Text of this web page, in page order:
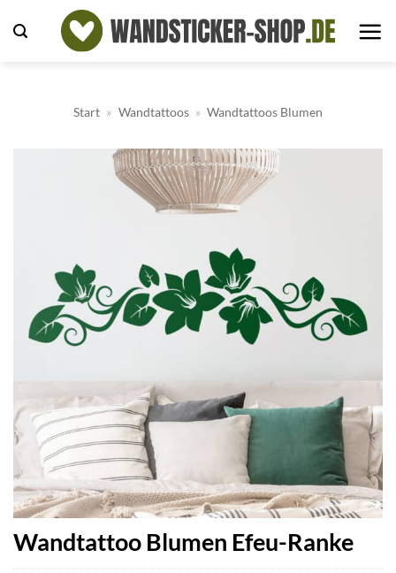
Inhalt
Start » Wandtattoos » Wandtattoos Blumen
Wandtattoo Blumen Efeu-Ranke